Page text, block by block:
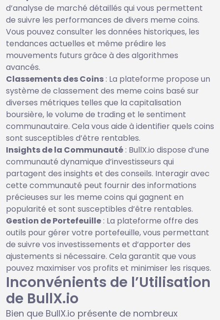
d’analyse de marché détaillés qui vous permettent
de suivre les performances de divers meme coins.
Vous pouvez consulter les données historiques, les
tendances actuelles et même prédire les
mouvements futurs grâce à des algorithmes
avancés.
Classements des Coins: La plateforme propose un
système de classement des meme coins basé sur
diverses métriques telles que la capitalisation
boursière, le volume de trading et le sentiment
communautaire. Cela vous aide à identifier quels coins
sont susceptibles d’être rentables.
Insights de la Communauté: BullX.io dispose d’une
communauté dynamique d’investisseurs qui
partagent des insights et des conseils. Interagir avec
cette communauté peut fournir des informations
précieuses sur les meme coins qui gagnent en
popularité et sont susceptibles d’être rentables.
Gestion de Portefeuille: La plateforme offre des
outils pour gérer votre portefeuille, vous permettant
de suivre vos investissements et d’apporter des
ajustements si nécessaire. Cela garantit que vous
pouvez maximiser vos profits et minimiser les risques.
Inconvénients de l’Utilisation
de BullX.io
Bien que BullX.io présente de nombreux